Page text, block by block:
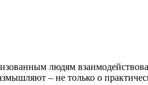
людям
‒ не только о